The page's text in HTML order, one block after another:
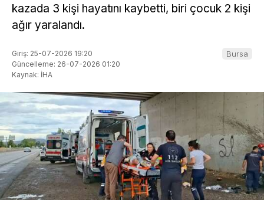
kazada 3 kişi hayatını kaybetti, biri çocuk 2 kişi
ağır yaralandı.
Giriş: 25-07-2026 19:20
Güncelleme: 26-07-2026 01:20
Kaynak: İHA
Bursa